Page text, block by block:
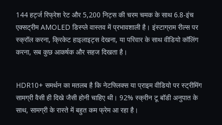
144 हर्ट्ज रिफ्रेश रेट और 5,200 निट्स की चरम चमक के साथ 6.8-इंच
एक्सट्रीम AMOLED डिस्प्ले वास्तव में प्रभावशाली है। इंस्टाग्राम रील्स पर
स्क्रॉल करना, क्रिकेट हाइलाइट्स देखना, या परिवार के साथ वीडियो कॉलिंग
करना, सब कुछ आकर्षक और सहज दिखता है।
HDR10+ समर्थन का मतलब है कि नेटफ्लिक्स या प्राइम वीडियो पर स्ट्रीमिंग
सामग्री वैसी ही दिखे जैसी होनी चाहिए थी। 92% स्क्रीन टू बॉडी अनुपात के
साथ, सामग्री के रास्ते में बहुत कम फ्रेम आ रहा है।